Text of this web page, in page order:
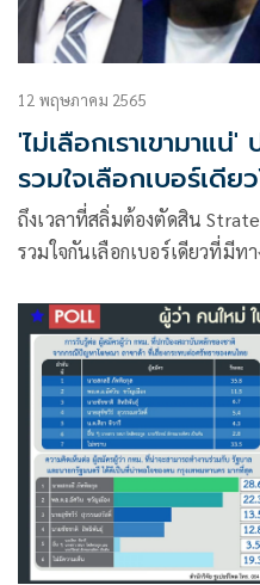
12 พฤษภาคม 2565
'ไม่เลือกเราเขามาแ
รวมใจเลือกเบอร์เดีย
ถึงเวลาที่สลิ่มต้องตัดสิน
รวมใจกันเลือกเบอร์เดียวที่มีท